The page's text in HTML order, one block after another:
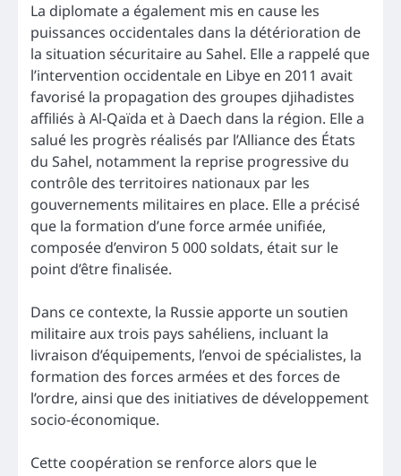
La diplomate a également mis en cause les
puissances occidentales dans la détérioration de
la situation sécuritaire au Sahel. Elle a rappelé que
l’intervention occidentale en Libye en 2011 avait
favorisé la propagation des groupes djihadistes
affiliés à Al-Qaïda et à Daech dans la région. Elle a
salué les progrès réalisés par l’Alliance des États
du Sahel, notamment la reprise progressive du
contrôle des territoires nationaux par les
gouvernements militaires en place. Elle a précisé
que la formation d’une force armée unifiée,
composée d’environ 5 000 soldats, était sur le
point d’être finalisée.
Dans ce contexte, la Russie apporte un soutien
militaire aux trois pays sahéliens, incluant la
livraison d’équipements, l’envoi de spécialistes, la
formation des forces armées et des forces de
l’ordre, ainsi que des initiatives de développement
socio-économique.
Cette coopération se renforce alors que le